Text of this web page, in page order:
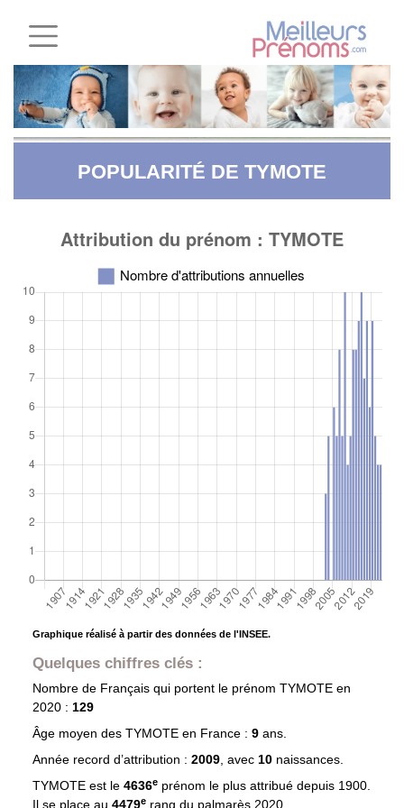
POPULARITÉ DE TYMOTE
Graphique réalisé à partir des données de l'INSEE.
Quelques chiffres clés :
Nombre de Français qui portent le prénom TYMOTE en
2020 : 129
Âge moyen des TYMOTEen France : 9 ans.
Année record d’attribution : 2009, avec 10 naissances.
TYMOTE est le 4636eprénom le plus attribué depuis 1900.
Il se place au 4479e rang du palmarès 2020.